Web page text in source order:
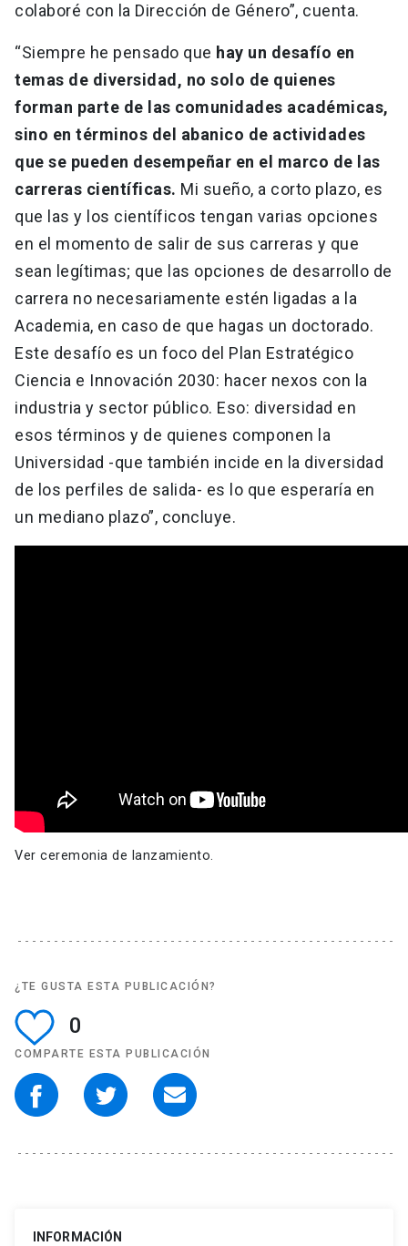
colaboré con la Dirección de Género”, cuenta.
“Siempre he pensado que hay un desafío en
temas de diversidad, no solo de quienes
forman parte de las comunidades académicas,
sino en términos del abanico de actividades
que se pueden desempeñar en el marco de las
carreras científicas. Mi sueño, a corto plazo, es
que las y los científicos tengan varias opciones
en el momento de salir de sus carreras y que
sean legítimas; que las opciones de desarrollo de
carrera no necesariamente estén ligadas a la
Academia, en caso de que hagas un doctorado.
Este desafío es un foco del Plan Estratégico
Ciencia e Innovación 2030: hacer nexos con la
industria y sector público. Eso: diversidad en
esos términos y de quienes componen la
Universidad -que también incide en la diversidad
de los perfiles de salida- es lo que esperaría en
un mediano plazo”, concluye.
Ver ceremonia de lanzamiento.
¿TE GUSTA ESTA PUBLICACIÓN?
0
COMPARTE ESTA PUBLICACIÓN
INFORMACIÓN